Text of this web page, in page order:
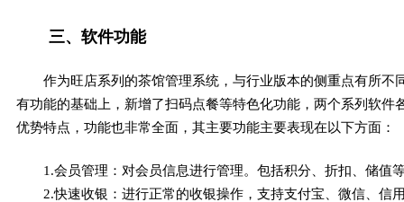
三、软件功能
作为旺店系列的茶馆管理系统，与行业版本的侧重点有所
有功能的基础上，新增了扫码点餐等特色化功能，两个系列软
优势特点，功能也非常全面，其主要功能主要表现在以下方面：
1.会员管理：对会员信息进行管理。包括积分、折扣、储值
2.快速收银：进行正常的收银操作，支持支付宝、微信、信